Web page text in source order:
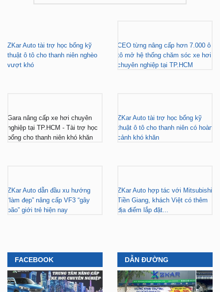
ZKar Auto tài trợ học bổng kỹ
thuật ô tô cho thanh niên nghèo
vượt khó
CEO từng nâng cấp hơn 7.000 ô
tô mở hệ thống chăm sóc xe hơi
chuyên nghiệp tại TP.HCM
Gara nâng cấp xe hơi chuyên
nghiệp tại TP.HCM - Tài trợ học
bổng cho thanh niên khó khăn
ZKar Auto tài trợ học bổng kỹ
thuật ô tô cho thanh niên có hoàn
cảnh khó khăn
ZKar Auto dẫn đầu xu hướng
“làm đẹp” nâng cấp VF3 “gây
bão” giới trẻ hiện nay
ZKar Auto hợp tác với Mitsubishi
Tiền Giang, khách Việt có thêm
địa điểm lắp đặt...
FACEBOOK DẪN ĐƯỜNG